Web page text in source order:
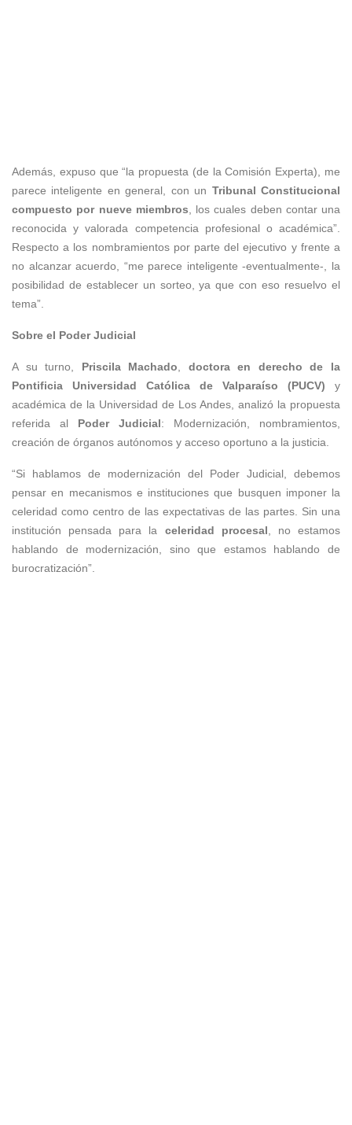
Además, expuso que “la propuesta (de la Comisión Experta), me
parece inteligente en general, con un Tribunal Constitucional
compuesto por nueve miembros, los cuales deben contar una
reconocida y valorada competencia profesional o académica”.
Respecto a los nombramientos por parte del ejecutivo y frente a
no alcanzar acuerdo, “me parece inteligente -eventualmente-, la
posibilidad de establecer un sorteo, ya que con eso resuelvo el
tema”.
Sobre el Poder Judicial
A su turno, Priscila Machado, doctora en derecho de la
Pontificia Universidad Católica de Valparaíso (PUCV) y
académica de la Universidad de Los Andes, analizó la propuesta
referida al Poder Judicial: Modernización, nombramientos,
creación de órganos autónomos y acceso oportuno a la justicia.
“Si hablamos de modernización del Poder Judicial, debemos
pensar en mecanismos e instituciones que busquen imponer la
celeridad como centro de las expectativas de las partes. Sin una
institución pensada para la celeridad procesal, no estamos
hablando de modernización, sino que estamos hablando de
burocratización”.